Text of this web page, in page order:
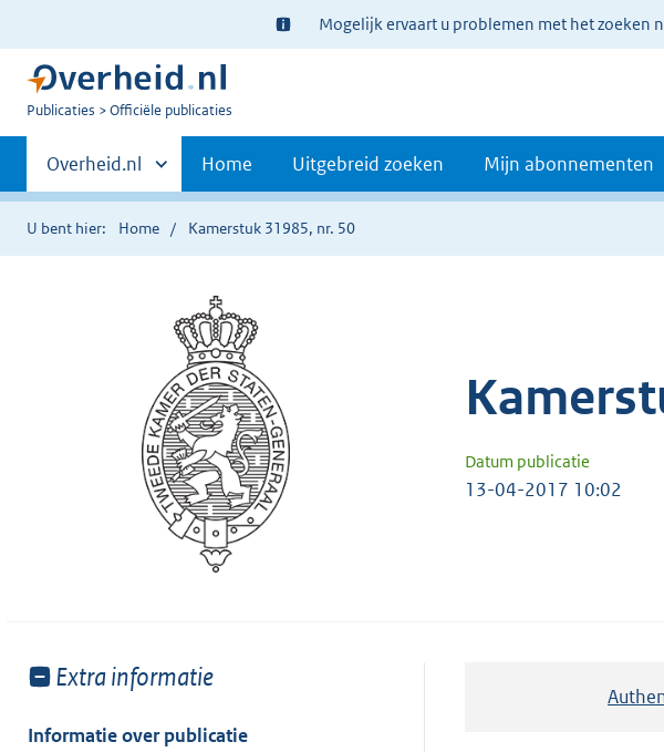
Ter
informatie:
Mogelijk ervaart u problemen met het zoeken
U
Publicaties Officiële publicaties
Primaire
navigatie
Andere
sites
binnen
Overheid.nl Home Uitgebreid zoeken Mijn abonnementen
U bent hier: Home Kamerstuk 31985, nr. 50
Datum publicatie
13-04-2017 10:02
Toon
van:
Extra informatie
Informatie over publicatie